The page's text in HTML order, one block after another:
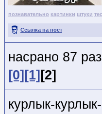
познавательно картинки штуки
Ссылка на пост
насрано 87
[0] [1] [2]
курлык-